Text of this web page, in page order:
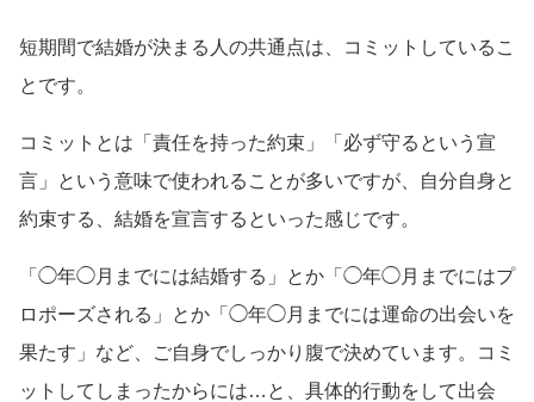
短期間で結婚が決まる人の共通点は、コミットしているこ
とです。
コミットとは「責任を持った約束」「必ず守るという宣
言」という意味で使われることが多いですが、自分自身と
約束する、結婚を宣言するといった感じです。
「◯年◯月までには結婚する」とか「◯年◯月までにはプ
ロポーズされる」とか「◯年◯月までには運命の出会いを
果たす」など、ご自身でしっかり腹で決めています。コミ
ットしてしまったからには…と、具体的行動をして出会